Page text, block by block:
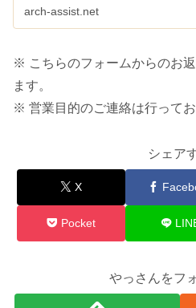
arch-assist.net
※ こちらのフォームからのお
ます。
※ 営業目的のご連絡は行ってお
シェア
X
Pocket
やっさんをフ